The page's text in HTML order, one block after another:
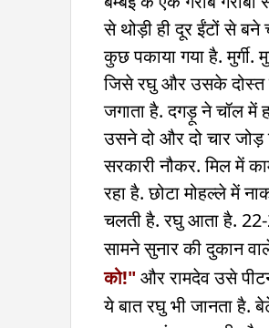
से थोड़ी ही दूर ईंटों से
कुछ पकाया गया है. मुर्गी.
जिसे रघु और उसके दोस्त
जगाता है. दगड़ूनेचॉल में
उसने दो और दो चार
सरकारी नौकर. मिल में
रहा है. छोटा मोहल्ले में
चलती है. रघु आता है.
सामने सुनार की दुकान
को!"और रामदेव उसे
ये बात रघु भी जानता है.